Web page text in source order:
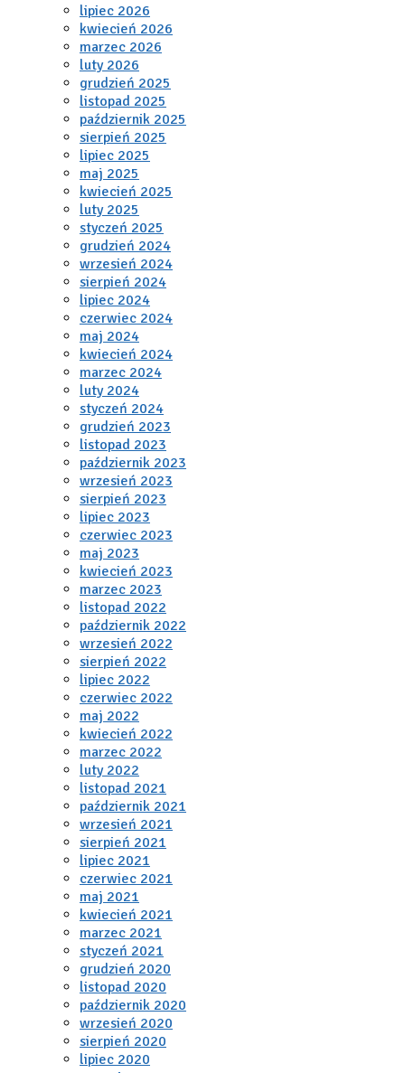
lipiec 2026
kwiecień 2026
marzec 2026
luty 2026
grudzień 2025
listopad 2025
październik 2025
sierpień 2025
lipiec 2025
maj 2025
kwiecień 2025
luty 2025
styczeń 2025
grudzień 2024
wrzesień 2024
sierpień 2024
lipiec 2024
czerwiec 2024
maj 2024
kwiecień 2024
marzec 2024
luty 2024
styczeń 2024
grudzień 2023
listopad 2023
październik 2023
wrzesień 2023
sierpień 2023
lipiec 2023
czerwiec 2023
maj 2023
kwiecień 2023
marzec 2023
listopad 2022
październik 2022
wrzesień 2022
sierpień 2022
lipiec 2022
czerwiec 2022
maj 2022
kwiecień 2022
marzec 2022
luty 2022
listopad 2021
październik 2021
wrzesień 2021
sierpień 2021
lipiec 2021
czerwiec 2021
maj 2021
kwiecień 2021
marzec 2021
styczeń 2021
grudzień 2020
listopad 2020
październik 2020
wrzesień 2020
sierpień 2020
lipiec 2020